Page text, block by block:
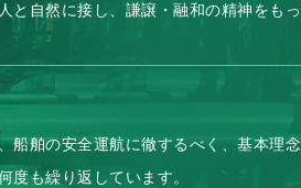
と自然に接し、謙譲・融和の精神をも
船舶の安全運航に徹するべく、基本理念
度も繰り返しています。